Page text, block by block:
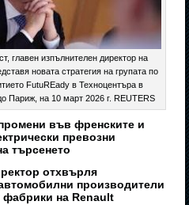
главен изпълнителен директор на
новата стратегия на групата по
FutuREady в Техноцентъра в
Париж, на 10 март 2026 г. REUTERS
във френските и
превозни
търсенето
отхвърля
производители
фабрики на Renault